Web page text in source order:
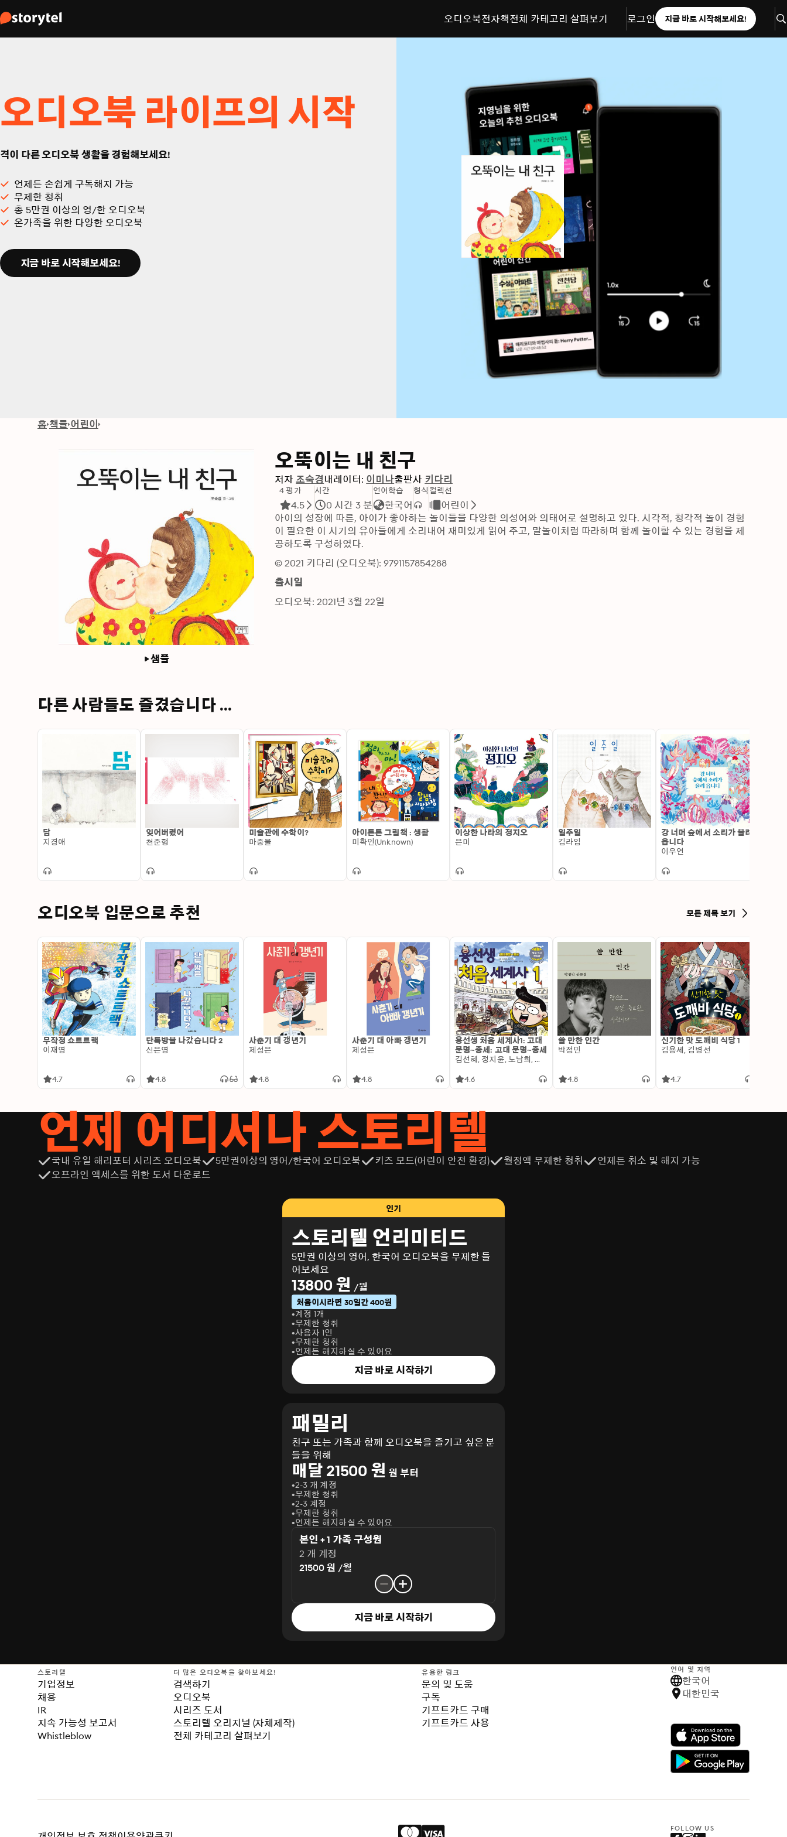
오디오북전자책전체 카테고리 살펴보기 로그인 지금 바로 시작해보세요!
오디오북 라이프의 시작
격이 다른 오디오북 생활을 경험해보세요!
언제든 손쉽게 구독해지 가능
무제한 청취
총 5만권 이상의 영/한 오디오북
온가족을 위한 다양한 오디오북
지금 바로 시작해보세요!
홈 책들 어린이
샘플
오뚝이는 내 친구
저자 조숙경내레이터: 이미나출판사 키다리
4 평가
4.5
시간
0 시간 3 분
언어학습
한국어
형식 컬렉션
어린이
아이의 성장에 따른, 아이가 좋아하는 놀이들을 다양한 의성어와 의태어로 설명하고 있다. 시각적, 청각적 놀이 경험
이 필요한 이 시기의 유아들에게 소리내어 재미있게 읽어 주고, 말놀이처럼 따라하며 함께 놀이할 수 있는 경험을 제
공하도록 구성하였다.
© 2021 키다리 (오디오북): 9791157854288
출시일
오디오북: 2021년 3월 22일
다른 사람들도 즐겼습니다 ...
담
지경애
잊어버렸어
천준형
미술관에 수학이?
마중물
아이튼튼 그림책 : 생활
미확인(Unknown)
이상한 나라의 정지오
은미
일주일
김라임
강 너머 숲에서 소리가 울려
옵니다
이우연
오디오북 입문으로 추천 모든 제목 보기
무작정 쇼트트랙
이재영
4.7
단톡방을 나갔습니다 2
신은영
4.8
사춘기 대 갱년기
제성은
4.8
사춘기 대 아빠 갱년기
제성은
4.8
용선생 처음 세계사1: 고대
문명~중세: 고대 문명~중세
김선혜, 정지윤, 노남희, 뭉선생, 윤효식, 이우일, 김선빈, 사회평론 역사연구소
4.6
쓸 만한 인간
박정민
4.8
신기한 맛 도깨비 식당 1
김용세, 김병선
4.7
언제 어디서나 스토리텔
국내 유일 해리포터 시리즈 오디오북 5만권이상의 영어/한국어 오디오북 키즈 모드(어린이 안전 환경) 월정액 무제한 청취
언제든 취소 및 해지 가능
오프라인 액세스를 위한 도서 다운로드
인기
스토리텔 언리미티드
5만권 이상의 영어, 한국어 오디오북을 무제한 들
어보세요
13800 원 /월
처음이시라면 30일간 400원
계정 1개
무제한 청취
사용자 1인
무제한 청취
언제든 해지하실 수 있어요
지금 바로 시작하기
패밀리
친구 또는 가족과 함께 오디오북을 즐기고 싶은 분
들을 위해
매달 21500 원 원 부터
2-3 개 계정
무제한 청취
2-3 계정
무제한 청취
언제든 해지하실 수 있어요
본인 + 1 가족 구성원
2 개 계정
21500 원 /월
지금 바로 시작하기
스토리텔
기업정보
채용
IR
지속 가능성 보고서
Whistleblow
더 많은 오디오북을 찾아보세요!
검색하기
오디오북
시리즈 도서
스토리텔 오리지널 (자체제작)
전체 카테고리 살펴보기
유용한 링크
문의 및 도움
구독
기프트카드 구매
기프트카드 사용
언어 및 지역
한국어
대한민국
FOLLOW US